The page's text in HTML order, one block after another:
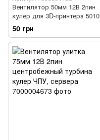
Вентилятор 50мм 12В 2пин
кулер для 3D-принтера 5010
50 грн